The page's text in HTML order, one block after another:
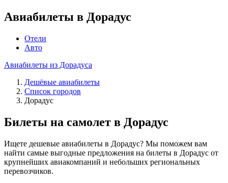
Авиабилеты в Дорадус
Отели
Авто
Авиабилеты из Дорадуса
Дешёвые авиабилеты
Список городов
Дорадус
Билеты на самолет в Дорадус
Ищете дешевые авиабилеты в Дорадус? Мы поможем вам
найти самые выгодные предложения на билеты в Дорадус от
крупнейших авиакомпаний и небольших региональных
перевозчиков.